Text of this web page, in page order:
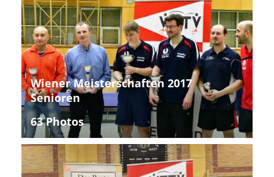
Wiener Meisterschaften 2017
Senioren
63 Photos